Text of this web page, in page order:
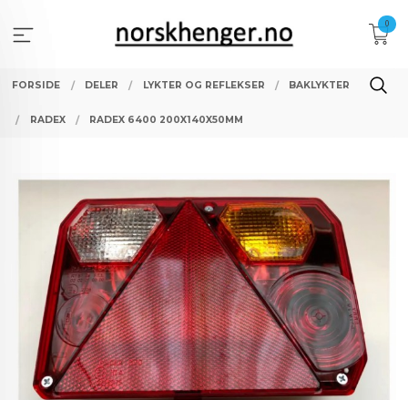
innholdet
0
FORSIDE DELER LYKTER OG REFLEKSER BAKLYKTER
RADEX RADEX 6400 200X140X50MM